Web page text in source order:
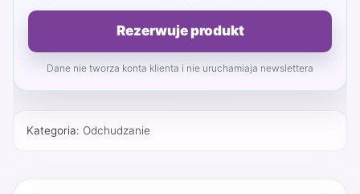
Rezerwuje produkt
Dane nie tworza konta klienta i nie uruchamiaja newslettera
Kategoria: Odchudzanie